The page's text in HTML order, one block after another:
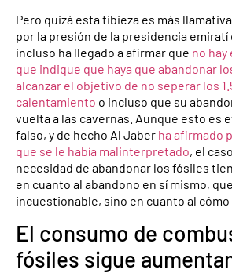
Pero quizá esta tibieza es más
por la presión de la presidencia emiratí
incluso ha llegado a afirmar que no
que indique que haya que abandonar
alcanzar el objetivo de no seperar los
calentamiento o incluso que su
vuelta a las cavernas. Aunque esto es
falso, y de hecho Al Jaber ha afirmado
que se le había malinterpretado, el
necesidad de abandonar los fósiles
en cuanto al abandono en sí mismo,
incuestionable, sino en cuanto al cómo
El consumo de
fósiles sigue